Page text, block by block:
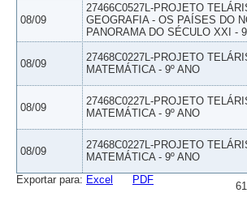
08/09
27466C0527L-PROJETO
GEOGRAFIA - OS PAÍSES DO
PANORAMA DO SÉCULO XXI -
08/09
27468C0227L-PROJETO
MATEMÁTICA - 9º ANO
08/09
27468C0227L-PROJETO
MATEMÁTICA - 9º ANO
08/09
27468C0227L-PROJETO
MATEMÁTICA - 9º ANO
Exportar para: Excel PDF